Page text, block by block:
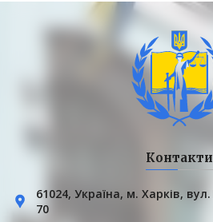
Контакти
61024, Українa, м. Харків,
70